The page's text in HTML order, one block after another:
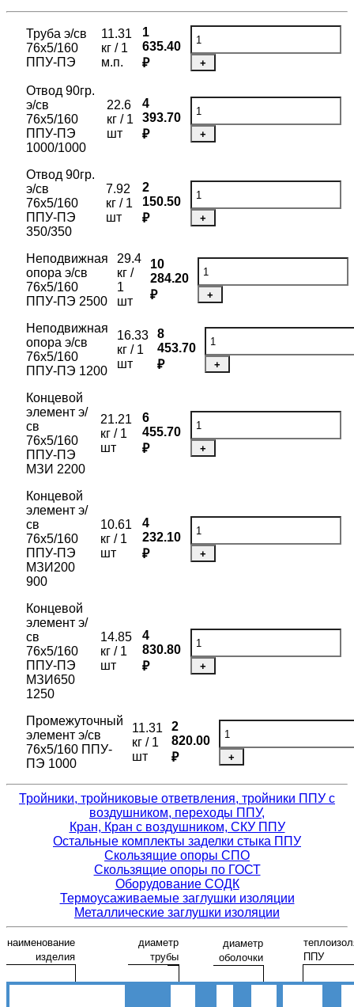
Труба э/св
76х5/160
ППУ-ПЭ
11.31
кг / 1
м.п.
1
635.40
₽
+
Отвод 90гр.
э/св
76х5/160
ППУ-ПЭ
1000/1000
22.6
кг / 1
шт
4
393.70
₽
+
Отвод 90гр.
э/св
76х5/160
ППУ-ПЭ
350/350
7.92
кг / 1
шт
2
150.50
₽
+
Неподвижная
опора э/св
76х5/160
ППУ-ПЭ 2500
29.4
кг /
1
шт
10
284.20
₽
+
Неподвижная
опора э/св
76х5/160
ППУ-ПЭ 1200
16.33
кг / 1
шт
8
453.70
₽
+
Концевой
элемент э/
св
76х5/160
ППУ-ПЭ
МЗИ 2200
21.21
кг / 1
шт
6
455.70
₽
+
Концевой
элемент э/
св
76х5/160
ППУ-ПЭ
МЗИ200
900
10.61
кг / 1
шт
4
232.10
₽
+
Концевой
элемент э/
св
76х5/160
ППУ-ПЭ
МЗИ650
1250
14.85
кг / 1
шт
4
830.80
₽
+
Промежуточный
элемент э/св
76х5/160 ППУ-
ПЭ 1000
11.31
кг / 1
шт
2
820.00
₽
+
Тройники, тройниковые ответвления, тройники ППУ с
воздушником, переходы ППУ,
Кран, Кран с воздушником, СКУ ППУ
Остальные комплекты заделки стыка ППУ
Скользящие опоры СПО
Скользящие опоры по ГОСТ
Оборудование СОДК
Термоусаживаемые заглушки изоляции
Металлические заглушки изоляции
наименование
изделия
диаметр
трубы
диаметр
оболочки
ППУ